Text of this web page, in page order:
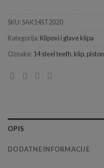
SKU:SAK14ST2020
Kategorija: Klipovi i glave klipa
Oznake: 14 steel teeth, klip, piston
OPIS
DODATNE INFORMACIJE